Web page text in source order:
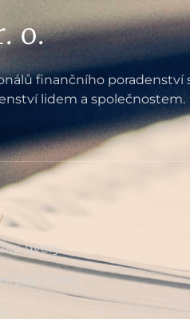
o.
finančního poradenství
lidem a společnostem.
úvěry
plánování